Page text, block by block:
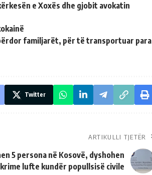
e Xoxës dhe gjobit avokatin
familjarët, për të transportuar para
Twitter
ARTIKULLI TJETËR
5 persona në Kosovë, dyshohen
lufte kundër popullsisë civile